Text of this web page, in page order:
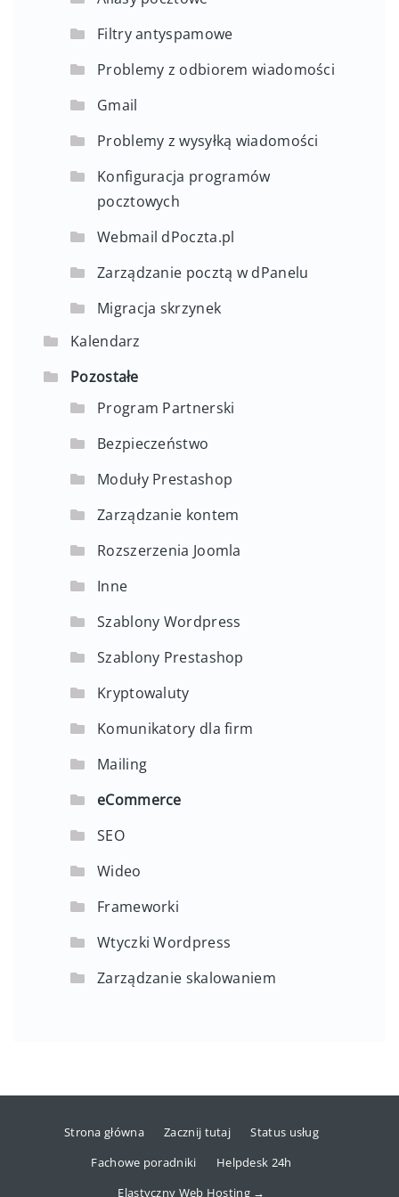
Filtry antyspamowe
Problemy z odbiorem wiadomości
Gmail
Problemy z wysyłką wiadomości
Konfiguracja programów
pocztowych
Webmail dPoczta.pl
Zarządzanie pocztą w dPanelu
Migracja skrzynek
Kalendarz
Pozostałe
Program Partnerski
Bezpieczeństwo
Moduły Prestashop
Zarządzanie kontem
Rozszerzenia Joomla
Inne
Szablony Wordpress
Szablony Prestashop
Kryptowaluty
Komunikatory dla firm
Mailing
eCommerce
SEO
Wideo
Frameworki
Wtyczki Wordpress
Zarządzanie skalowaniem
Strona główna Zacznij tutaj
Status usług
Fachowe poradniki
Helpdesk 24h
Elastyczny Web Hosting →